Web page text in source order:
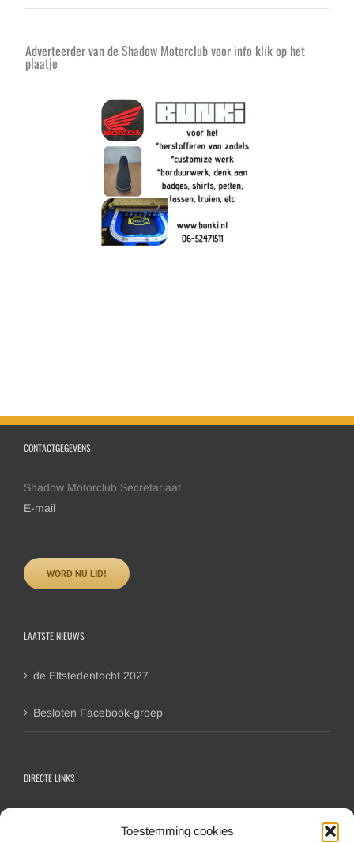
Toestemming cookies
Adverteerder van de Shadow Motorclub voor info klik op het
plaatje
CONTACTGEGEVENS
Shadow Motorclub Secretariaat
E-mail
WORD NU LID!
LAATSTE NIEUWS
de Elfstedentocht 2027
Besloten Facebook-groep
DIRECTE LINKS
Inschrijfformulier hoofdlid